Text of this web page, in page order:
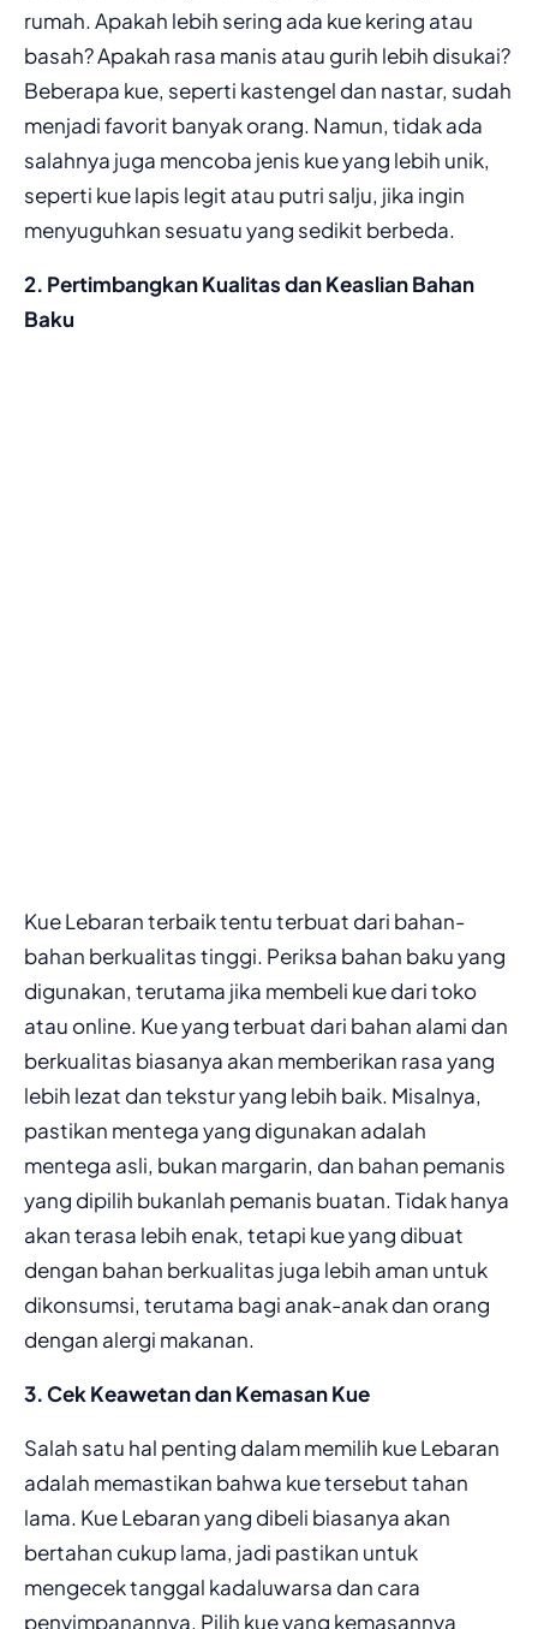
rumah. Apakah lebih sering ada kue kering atau
basah? Apakah rasa manis atau gurih lebih disukai?
Beberapa kue, seperti kastengel dan nastar, sudah
menjadi favorit banyak orang. Namun, tidak ada
salahnya juga mencoba jenis kue yang lebih unik,
seperti kue lapis legit atau putri salju, jika ingin
menyuguhkan sesuatu yang sedikit berbeda.
2. Pertimbangkan Kualitas dan Keaslian Bahan
Baku
Kue Lebaran terbaik tentu terbuat dari bahan-
bahan berkualitas tinggi. Periksa bahan baku yang
digunakan, terutama jika membeli kue dari toko
atau online. Kue yang terbuat dari bahan alami dan
berkualitas biasanya akan memberikan rasa yang
lebih lezat dan tekstur yang lebih baik. Misalnya,
pastikan mentega yang digunakan adalah
mentega asli, bukan margarin, dan bahan pemanis
yang dipilih bukanlah pemanis buatan. Tidak hanya
akan terasa lebih enak, tetapi kue yang dibuat
dengan bahan berkualitas juga lebih aman untuk
dikonsumsi, terutama bagi anak-anak dan orang
dengan alergi makanan.
3. Cek Keawetan dan Kemasan Kue
Salah satu hal penting dalam memilih kue Lebaran
adalah memastikan bahwa kue tersebut tahan
lama. Kue Lebaran yang dibeli biasanya akan
bertahan cukup lama, jadi pastikan untuk
mengecek tanggal kadaluwarsa dan cara
penyimpanannya. Pilih kue yang kemasannya